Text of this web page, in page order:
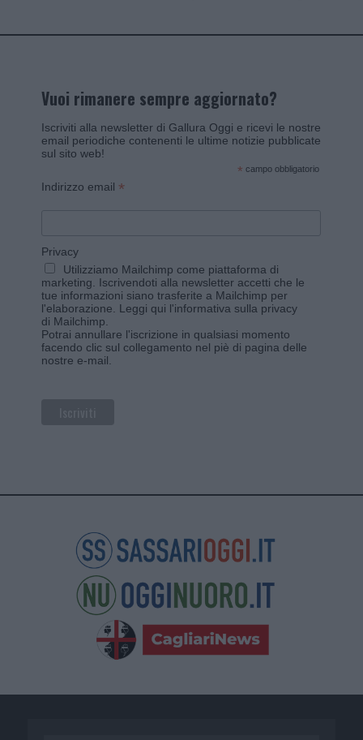
Vuoi rimanere sempre aggiornato?
Iscriviti alla newsletter di Gallura Oggi e ricevi le nostre
email periodiche contenenti le ultime notizie pubblicate
sul sito web!
* campo obbligatorio
Indirizzo email *
Privacy
Utilizziamo Mailchimp come piattaforma di
marketing. Iscrivendoti alla newsletter accetti che le
tue informazioni siano trasferite a Mailchimp per
l'elaborazione. Leggi qui l'informativa sulla privacy
di Mailchimp
Potrai annullare l'iscrizione in qualsiasi momento
facendo clic sul collegamento nel piè di pagina delle
nostre e-mail.